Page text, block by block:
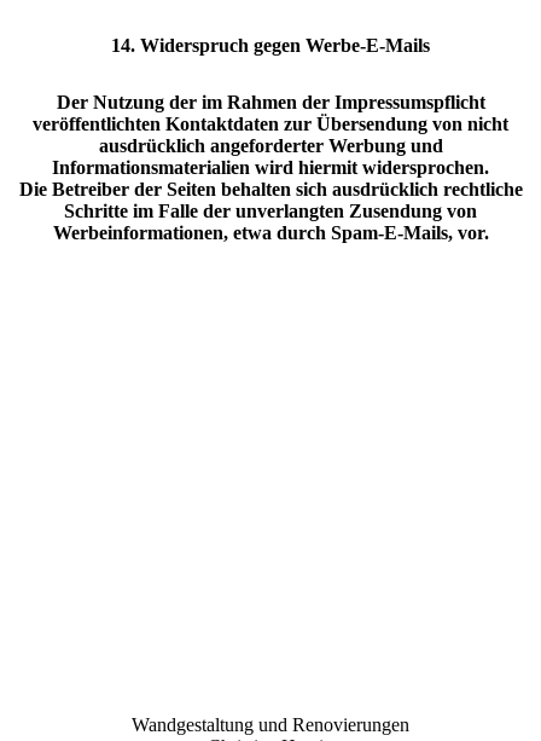
14. Widerspruch gegen Werbe-E-Mails
Der Nutzung der im Rahmen der Impressumspflicht
veröffentlichten Kontaktdaten zur Übersendung von nicht
ausdrücklich angeforderter Werbung und
Informationsmaterialien wird hiermit widersprochen.
Die Betreiber der Seiten behalten sich ausdrücklich rechtliche
Schritte im Falle der unverlangten Zusendung von
Werbeinformationen, etwa durch Spam-E-Mails, vor.
Wandgestaltung und Renovierungen